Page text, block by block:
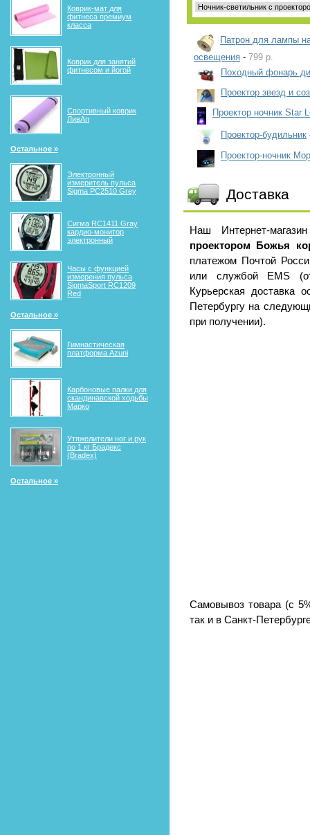
Коврик-мат для
фитнеса премиум
класса
Коврик для занятий
фитнесом и йогой
Спортивный коврик
ЛивАп
Остальное »
Электронный
измеритель пульса
Sigma PC2510 Grey
Сигма RС1411 Gray
кардио-монитор
электронный
Часы с функцией
измерения пульса
SigmaSport RC1209
Red
Остальное »
Гимнастическая
платформа Azuni
Карбоновые палки для
скандинавской ходьбы
Марко
Утяжелители ног и рук
по 1 кг Брадекс
(Bradex)
Остальное »
Патрон для лампы
освещения - 799 р.
Походный фонарь
Проектор звезд и
Проектор ночник Star
Проектор-будильник
Проектор-ночник
Доставка
Наш Интернет-
проектором Божья
платежом Почтой
или службой EMS
Курьерская доставка
Петербургу на
при получении).
Самовывоз товара (с
так и в Санкт-